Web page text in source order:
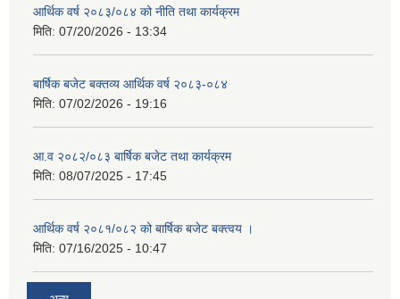
आर्थिक वर्ष २०८३/०८४ को नीति तथा कार्यक्रम
मिति: 07/20/2026 - 13:34
बार्षिक बजेट बक्तव्य आर्थिक वर्ष २०८३-०८४
मिति: 07/02/2026 - 19:16
आ.व २०८२/०८३ बार्षिक बजेट तथा कार्यक्रम
मिति: 08/07/2025 - 17:45
आर्थिक वर्ष २०८१/०८२ को बार्षिक बजेट बक्त्वय ।
मिति: 07/16/2025 - 10:47